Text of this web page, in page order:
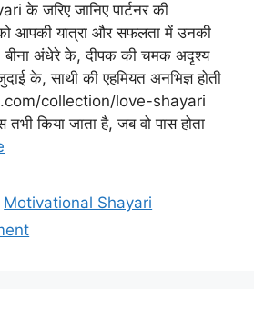
के जरिए जानिए पार्टनर की
आपकी यात्रा और सफलता में उनकी
बीना अंधेरे के, दीपक की चमक अदृश्य
के, साथी की एहमियत अनभिज्ञ होती
collection/love-shayari
किया जाता है, जब वो पास होता
Motivational Shayari